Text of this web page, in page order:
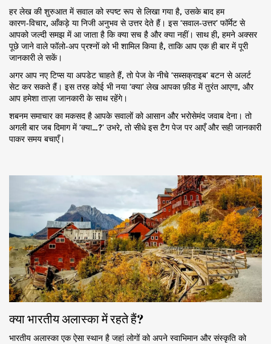
हर लेख की शुरुआत में सवाल को स्पष्ट रूप से लिखा गया है, उसके बाद हम
कारण‑विचार, आँकड़े या निजी अनुभव से उत्तर देते हैं। इस ‘सवाल‑उत्तर’ फॉर्मेट से
आपको जल्दी समझ में आ जाता है कि क्या सच है और क्या नहीं। साथ ही, हमने अक्सर
पूछे जाने वाले फॉलो‑अप प्रश्नों को भी शामिल किया है, ताकि आप एक ही बार में पूरी
जानकारी ले सकें।
अगर आप नए टिप्स या अपडेट चाहते हैं, तो पेज के नीचे ‘सब्सक्राइब’ बटन से अलर्ट
सेट कर सकते हैं। इस तरह कोई भी नया ‘क्या’ लेख आपका फ़ीड में तुरंत आएगा, और
आप हमेशा ताज़ा जानकारी के साथ रहेंगे।
शबनम समाचार का मकसद है आपके सवालों को आसान और भरोसेमंद जवाब देना। तो
अगली बार जब दिमाग में ‘क्या…?’ उभरे, तो सीधे इस टैग पेज पर आएँ और सही जानकारी
पाकर समय बचाएँ।
क्या भारतीय अलास्का में रहते हैं?
भारतीय अलास्का एक ऐसा स्थान है जहां लोगों को अपने स्वाभिमान और संस्कृति को